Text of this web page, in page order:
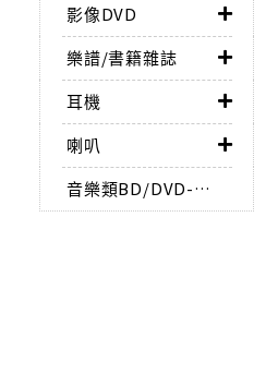
影像DVD
樂譜/書籍雜誌
耳機
喇叭
音樂類BD/DVD-AUDIO